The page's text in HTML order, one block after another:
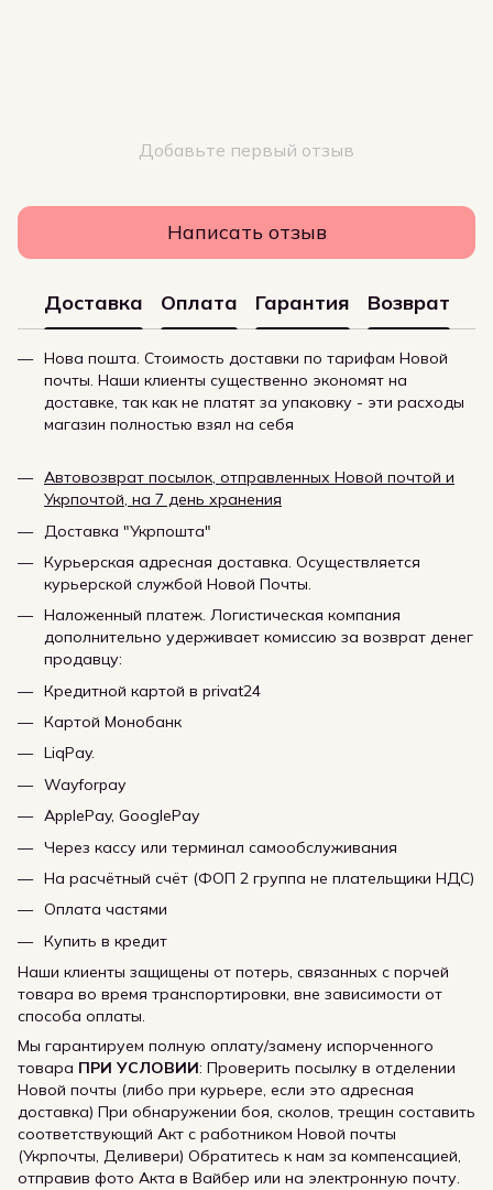
Добавьте первый отзыв
Написать отзыв
Доставка Оплата Гарантия Возврат
Нова пошта. Стоимость доставки по тарифам Новой
почты. Наши клиенты существенно экономят на
доставке, так как не платят за упаковку - эти расходы
магазин полностью взял на себя
Автовозврат посылок, отправленных Новой почтой и
Укрпочтой, на 7 день хранения
Доставка "Укрпошта"
Курьерская адресная доставка. Осуществляется
курьерской службой Новой Почты.
Наложенный платеж. Логистическая компания
дополнительно удерживает комиссию за возврат денег
продавцу:
Кредитной картой в privat24
Картой Монобанк
LiqPay.
Wayforpay
ApplePay, GooglePay
Через кассу или терминал самообслуживания
На расчётный счёт (ФОП 2 группа не плательщики НДС)
Оплата частями
Купить в кредит
Наши клиенты защищены от потерь, связанных с порчей
товара во время транспортировки, вне зависимости от
способа оплаты.
Мы гарантируем полную оплату/замену испорченного
товара ПРИ УСЛОВИИ: Проверить посылку в отделении
Новой почты (либо при курьере, если это адресная
доставка) При обнаружении боя, сколов, трещин составить
соответствующий Акт с работником Новой почты
(Укрпочты, Деливери) Обратитесь к нам за компенсацией,
отправив фото Акта в Вайбер или на электронную почту.